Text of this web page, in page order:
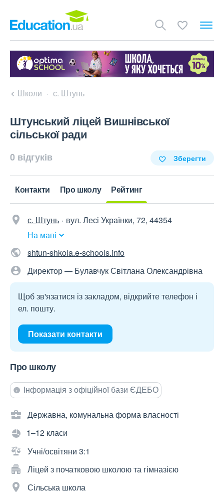
Школи с. Штунь
Штунський ліцей Вишнівської
сільської ради
0 відгуків Зберегти
Контакти Про школу Рейтинг
с. Штунь
вул. Лесі Українки, 72, 44354
На мапі
shtun-shkola.e-schools.info
Директор — Булавчук Світлана Олександрівна
Щоб зв'язатися із закладом, відкрийте телефон і
ел. пошту.
Показати контакти
Про школу
Інформація з офіційної бази ЄДЕБО
Державна, комунальна форма власності
1–12 класи
Учні/освітяни 3:1
Ліцей з початковою школою та гімназією
Сільська школа